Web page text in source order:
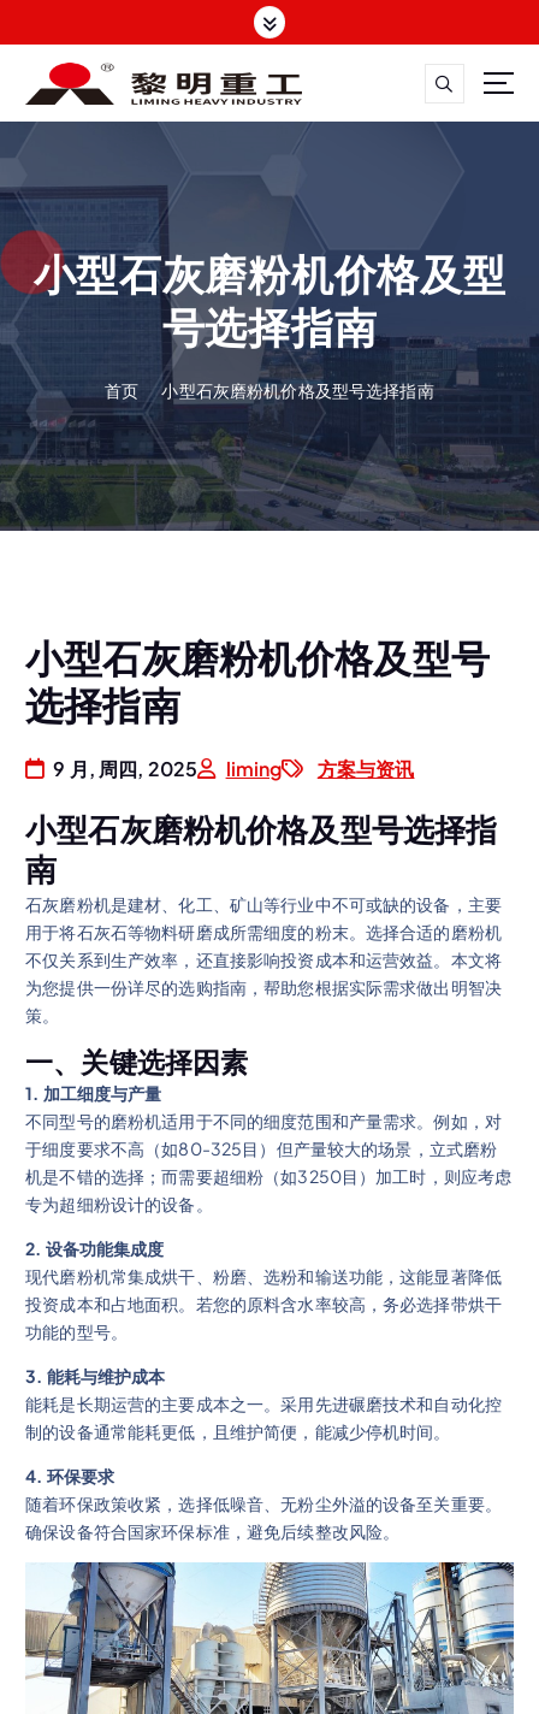
转
容 大修渣磨粉机，矿渣立磨
小型石灰磨粉机价格及型
号选择指南
首页 小型石灰磨粉机价格及型号选择指南
小型石灰磨粉机价格及型号
选择指南
9 月, 周四, 2025 liming 方案与资讯
小型石灰磨粉机价格及型号选择指
南
石灰磨粉机是建材、化工、矿山等行业中不可或缺的设备，主要
用于将石灰石等物料研磨成所需细度的粉末。选择合适的磨粉机
不仅关系到生产效率，还直接影响投资成本和运营效益。本文将
为您提供一份详尽的选购指南，帮助您根据实际需求做出明智决
策。
一、关键选择因素
1. 加工细度与产量
不同型号的磨粉机适用于不同的细度范围和产量需求。例如，对
于细度要求不高（如80-325目）但产量较大的场景，立式磨粉
机是不错的选择；而需要超细粉（如3250目）加工时，则应考虑
专为超细粉设计的设备。
2. 设备功能集成度
现代磨粉机常集成烘干、粉磨、选粉和输送功能，这能显著降低
投资成本和占地面积。若您的原料含水率较高，务必选择带烘干
功能的型号。
3. 能耗与维护成本
能耗是长期运营的主要成本之一。采用先进碾磨技术和自动化控
制的设备通常能耗更低，且维护简便，能减少停机时间。
4. 环保要求
随着环保政策收紧，选择低噪音、无粉尘外溢的设备至关重要。
确保设备符合国家环保标准，避免后续整改风险。